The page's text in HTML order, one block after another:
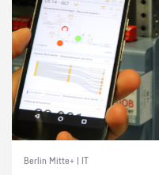
Berlin Mitte+ | IT